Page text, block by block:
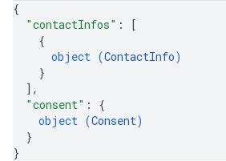
{
"contactInfos" :
[
{
object (ContactInfo)
}
] ,
"consent" : {
object (Consent)
}
}